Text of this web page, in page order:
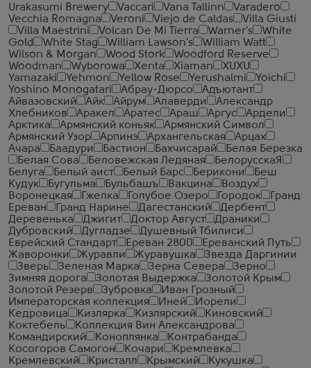
Urakasumi Brewery
Vaccari Vana Tallinn
Varadero
Vecchia Romagna
Veroni Viejo de Caldas
Villa Giusti
Villa Maestrini
Volcan De Mi Tierra Warner's
White
Gold
White Stag William Lawson's
William Watt
Wilson & Morgan
Wood Stork
Woodford Reserve
Woodman
Wyborowa Xenta Xiaman
XUXU
Yamazaki
Yehmon Yellow Rose Yerushalmi
Yoichi
Yoshino Monogatari
Абрау-Дюрсо
Адъютант
Айвазовский
Айк Айрум Алаверди
Александр
Хлебников
Аракел Аратес Араш Аргус
Ардели
Арктика
Армянский коньяк
Армянский Символ
Армянский Узор
Арпинэ Архангельская
Арцах
Ачара
Баадури Бастион Бахчисарай
Белая Березка
Белая Сова
Беловежская Ледяная
БелорусскаЯ
Белуга
Белый аист Белый Барс Берикони
Беш
Кудук
Бугульма Бульбашъ Вакцина
Воздух
Воронецкая
Гжелка Голубое Озеро Городок
Гранд
Ереван
Гранд Нарине Дагестанский
Дербент
Деревенька
Джигит Доктор Август
Драники
Дубровский
Дугладзе
Душевный Тбилиси
Еврейский Стандарт
Ереван 2800
Ереванский Путь
Жаворонки
Журавли Журавушка
Звезда Даргинии
Зверь
Зеленая Марка Зерна Севера
Зерно
Зимняя дорога
Золотая Выдержка
Золотой Крым
Золотой Резерв
Зубровка
Иван Грозный
Императорская коллекция
Иней
Иорели
Кедровица
Кизлярка Кизлярский
Киновский
Коктебель
Коллекция Вин Александрова
Командирский
Коноплянка
Контрабанда
Косогоров Самогон
Кочари
Кремлевка
Кремлевский
Кристалл Крымский
Кукушка